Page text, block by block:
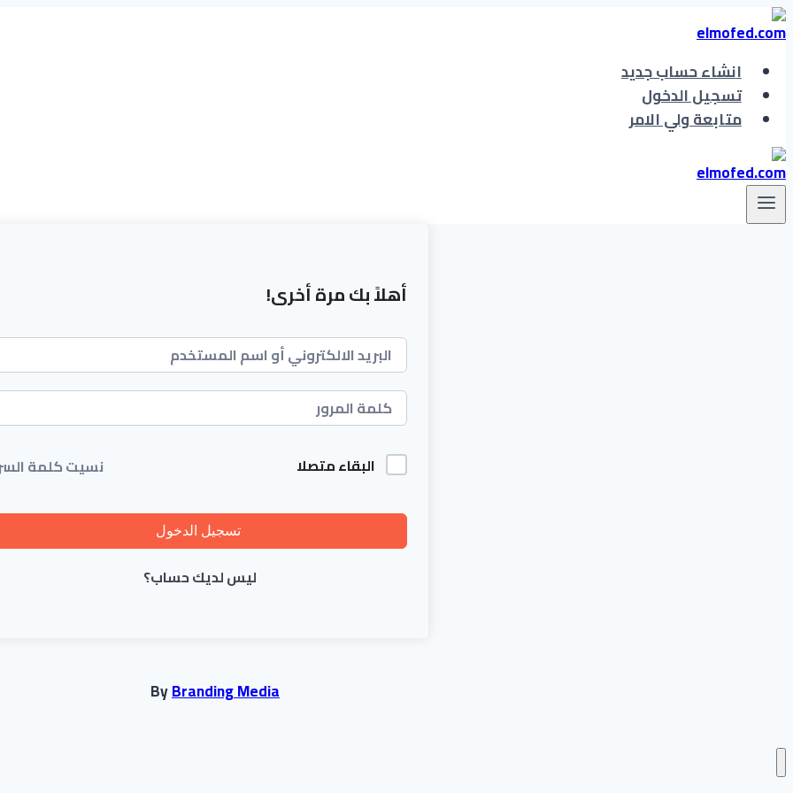
التجاوز
إلى
المحتوىانشاء حساب جديد
تسجيل الدخول
متابعة ولي الامر
أهلاً بك مرة أخرى!
البقاء متصلا نسيت كلمة
تسجيل الدخول
ليس لديك حساب؟
ByBranding Media